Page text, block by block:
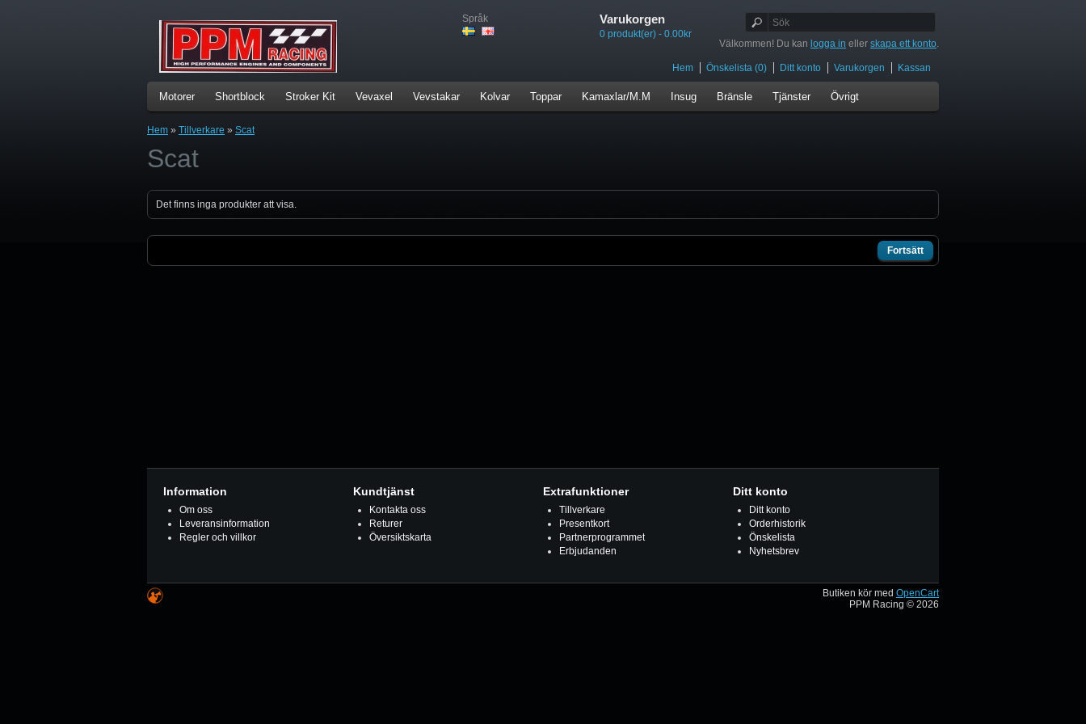
Språk Varukorgen
0 produkt(er) - 0.00kr
Välkommen! Du kan logga in eller skapa ett konto.
Hem Önskelista (0) Ditt konto Varukorgen Kassan
Motorer Shortblock Stroker Kit Vevaxel Vevstakar Kolvar Toppar Kamaxlar/M.M Insug Bränsle Tjänster Övrigt
Hem » Tillverkare » Scat
Scat
Det finns inga produkter att visa.
Fortsätt
Information
Om oss
Leveransinformation
Regler och villkor
Kundtjänst
Kontakta oss
Returer
Översiktskarta
Extrafunktioner
Tillverkare
Presentkort
Partnerprogrammet
Erbjudanden
Ditt konto
Ditt konto
Orderhistorik
Önskelista
Nyhetsbrev
Butiken kör med OpenCart
PPM Racing © 2026